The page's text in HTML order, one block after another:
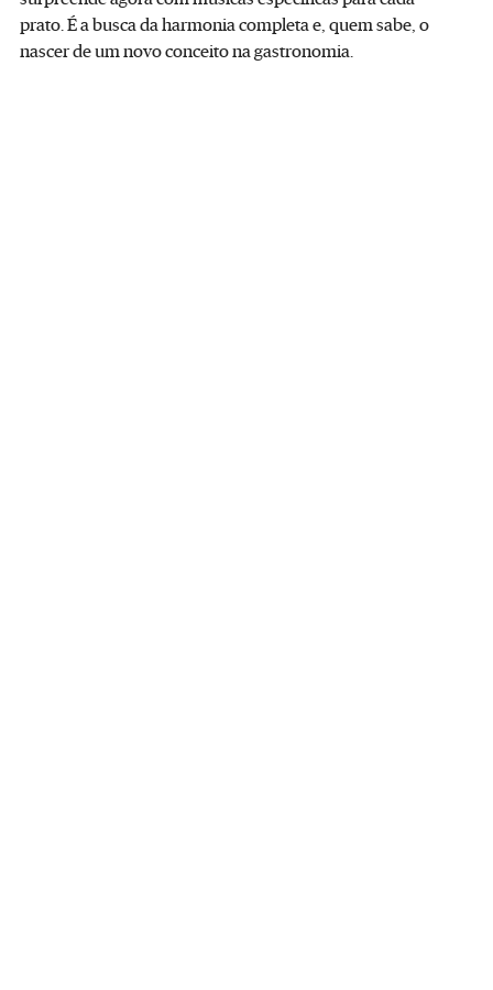
prato. É a busca da harmonia completa e, quem sabe, o
nascer de um novo conceito na gastronomia.